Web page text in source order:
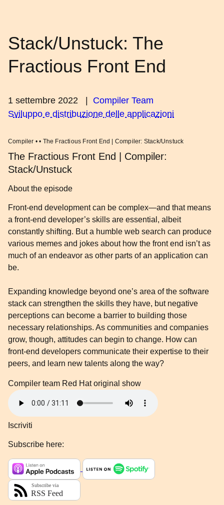
Stack/Unstuck: The
Fractious Front End
1 settembre 2022
Compiler Team
Sviluppo e distribuzione delle applicazioni
Compiler • • The Fractious Front End | Compiler: Stack/Unstuck
The Fractious Front End | Compiler:
Stack/Unstuck
About the episode
Front-end development can be complex—and that means
a front-end developer’s skills are essential, albeit
constantly shifting. But a humble web search can produce
various memes and jokes about how the front end isn’t as
much of an endeavor as other parts of an application can
be.
Expanding knowledge beyond one’s area of the software
stack can strengthen the skills they have, but negative
perceptions can become a barrier to building those
necessary relationships. As communities and companies
grow, though, attitudes can begin to change. How can
front-end developers communicate their expertise to their
peers, and learn new talents along the way?
Compiler team Red Hat original show
Iscriviti
Subscribe here: